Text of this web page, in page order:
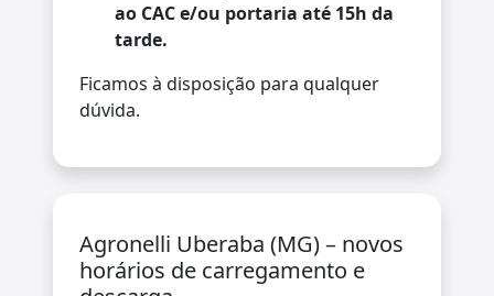
ao CAC e/ou portaria até 15h da
tarde.
Ficamos à disposição para qualquer
dúvida.
Agronelli Uberaba (MG) – novos
horários de carregamento e